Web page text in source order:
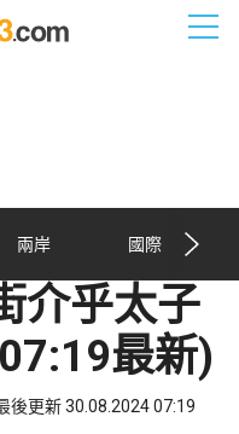
兩岸 國際
介乎太子
最新)
後更新 30.08.2024 07:19